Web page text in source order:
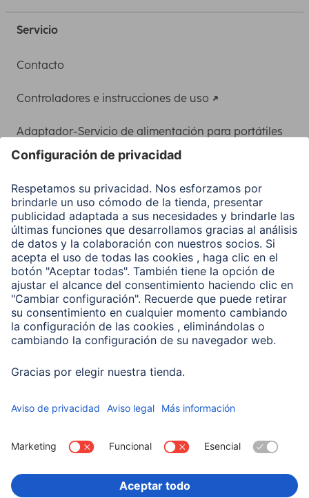
Servicio
Contacto
Controladores e instrucciones de uso
Adaptador-Servicio de alimentación para portátiles
Clientes online
Conviértete en distribuidor
Compañía
Historia de la empresa
Hama en todo el Mundo
Sostenibilidad
Business-Portal
Escoger Pais